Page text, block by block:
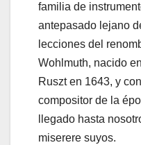
familia de
antepasado lejano
lecciones del
Wohlmuth, nacido
Ruszt en 1643, y
compositor de la
llegado hasta
miserere suyos.